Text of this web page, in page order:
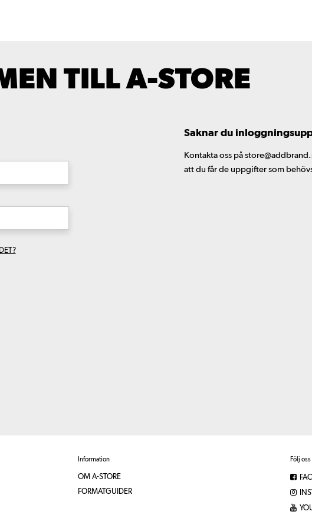
TILL A-STORE
Saknar du
Kontakta oss på
att du får de uppgifter som
Information
OM A-STORE
FORMATGUIDER
Följ oss